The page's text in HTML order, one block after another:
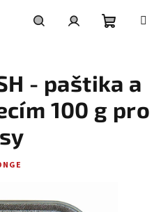
košík
- paštika a
100 g pro